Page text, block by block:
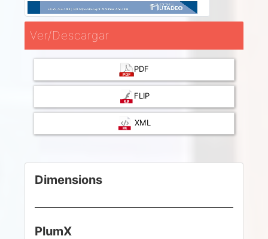
Ver/Descargar
PDF
FLIP
XML
Dimensions
PlumX